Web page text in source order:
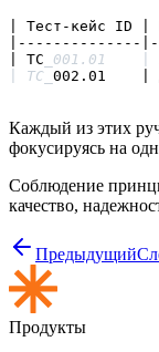
| Тест-кейс
|--------------
| TC _001.01    |
| TC_ 002.01    |
Каждый из этих
фокусируясь на
Соблюдение
качество,
Предыдущий
Продукты